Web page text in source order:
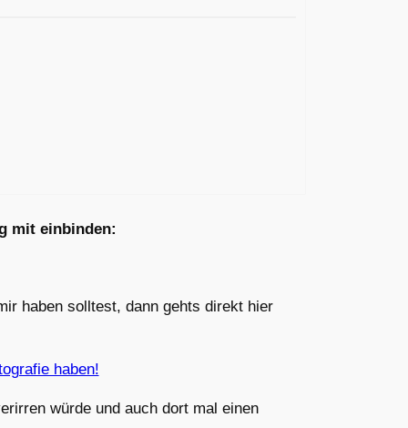
mit einbinden:
haben solltest, dann gehts direkt hier
würde und auch dort mal einen